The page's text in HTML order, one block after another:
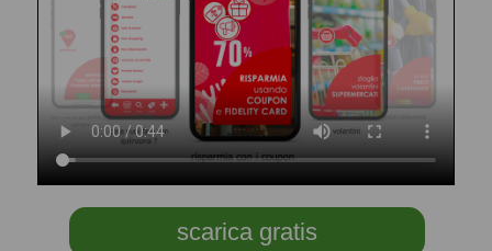
scarica gratis